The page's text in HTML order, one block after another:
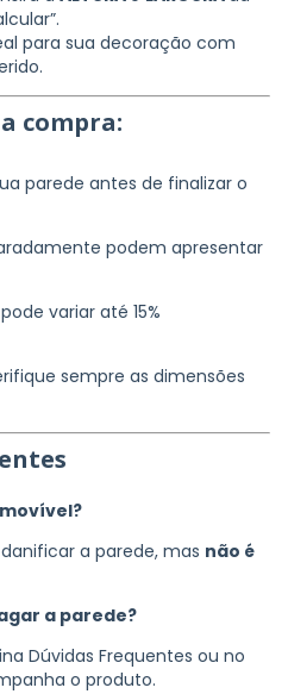
para sua decoração com
compra:
parede antes de finalizar o
podem apresentar
variar até 15%
sempre as dimensões
a parede, mas não é
a parede?
Dúvidas Frequentes ou no
o produto.